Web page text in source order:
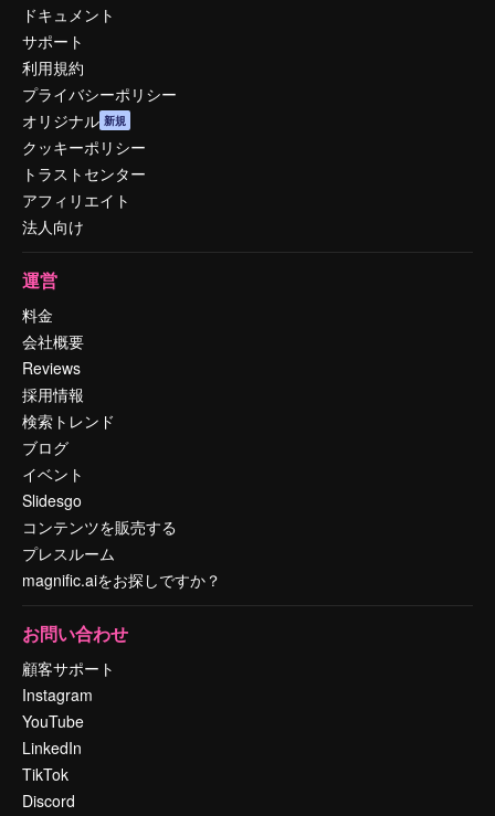
ドキュメント
サポート
利用規約
プライバシーポリシー
オリジナル 新規
クッキーポリシー
トラストセンター
アフィリエイト
法人向け
運営
料金
会社概要
Reviews
採用情報
検索トレンド
ブログ
イベント
Slidesgo
コンテンツを販売する
プレスルーム
magnific.aiをお探しですか？
お問い合わせ
顧客サポート
Instagram
YouTube
LinkedIn
TikTok
Discord